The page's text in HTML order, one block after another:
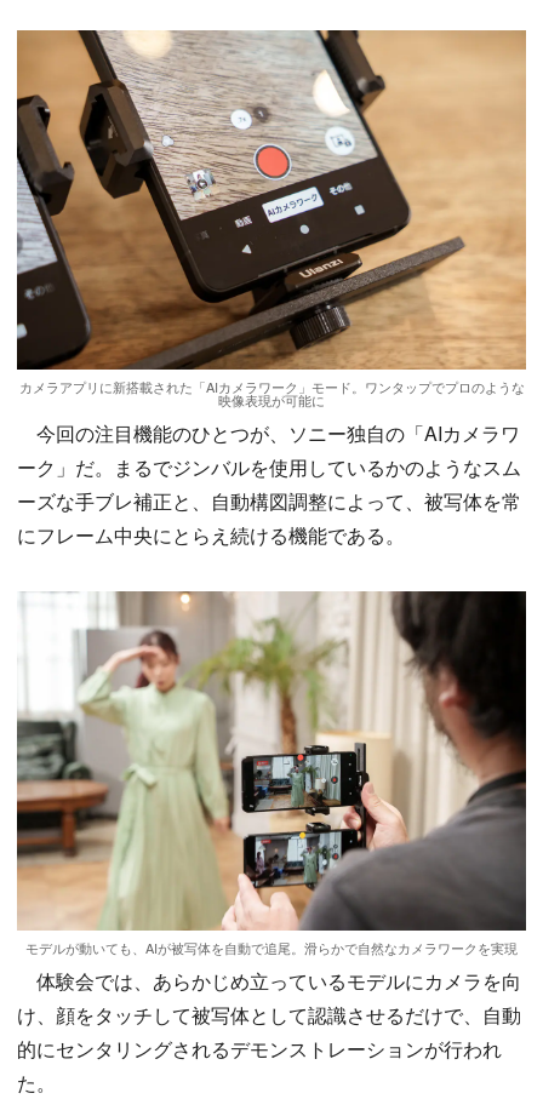
カメラアプリに新搭載された「AIカメラワーク」モード。ワンタップでプロのような
映像表現が可能に
今回の注目機能のひとつが、ソニー独自の「AIカメラワ
ーク」だ。まるでジンバルを使用しているかのようなスム
ーズな手ブレ補正と、自動構図調整によって、被写体を常
にフレーム中央にとらえ続ける機能である。
モデルが動いても、AIが被写体を自動で追尾。滑らかで自然なカメラワークを実現
体験会では、あらかじめ立っているモデルにカメラを向
け、顔をタッチして被写体として認識させるだけで、自動
的にセンタリングされるデモンストレーションが行われ
た。